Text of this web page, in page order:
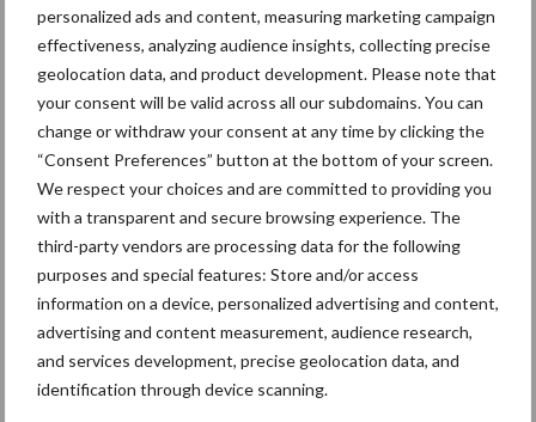
personalized ads and content, measuring marketing campaign
effectiveness, analyzing audience insights, collecting precise
geolocation data, and product development. Please note that
your consent will be valid across all our subdomains. You can
change or withdraw your consent at any time by clicking the
“Consent Preferences” button at the bottom of your screen.
We respect your choices and are committed to providing you
with a transparent and secure browsing experience. The
third-party vendors are processing data for the following
purposes and special features: Store and/or access
information on a device, personalized advertising and content,
advertising and content measurement, audience research,
and services development, precise geolocation data, and
identification through device scanning.
Primaire
Sidebar
Recent nieuws Partner nieuws
Derogatie Fosfaatrechten
Toon meer